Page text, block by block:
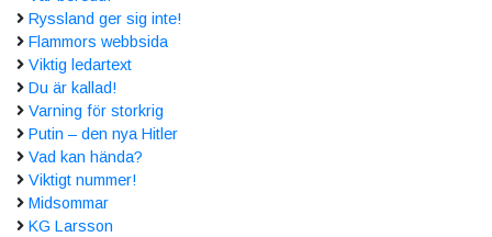
Ryssland ger sig inte!
Flammors webbsida
Viktig ledartext
Du är kallad!
Varning för storkrig
Putin – den nya Hitler
Vad kan hända?
Viktigt nummer!
Midsommar
KG Larsson